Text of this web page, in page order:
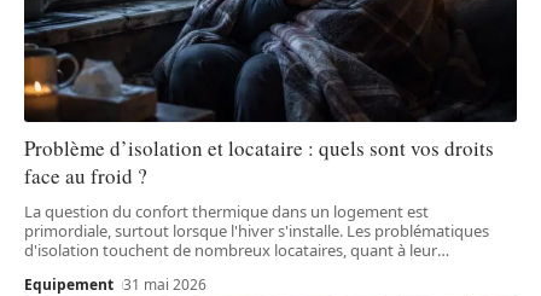
Problème d’isolation et locataire : quels sont vos droits
face au froid ?
La question du confort thermique dans un logement est
primordiale, surtout lorsque l'hiver s'installe. Les problématiques
d'isolation touchent de nombreux locataires, quant à leur…
Equipement 31 mai 2026